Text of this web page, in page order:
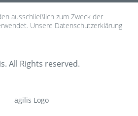
ausschließlich zum Zweck der
Unsere Datenschutzerklärung
All Rights reserved.